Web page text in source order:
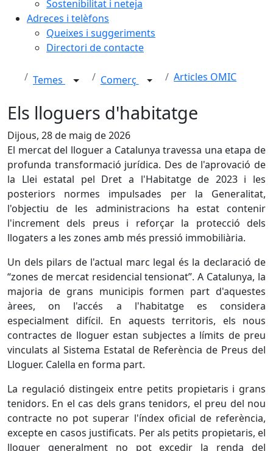
Sostenibilitat i neteja
Adreces i telèfons
Queixes i suggeriments
Directori de contacte
Temes Comerç Articles OMIC
Els lloguers d'habitatge
Dijous, 28 de maig de 2026
El mercat del lloguer a Catalunya travessa una etapa de
profunda transformació jurídica. Des de l'aprovació de
la Llei estatal pel Dret a l'Habitatge de 2023 i les
posteriors normes impulsades per la Generalitat,
l'objectiu de les administracions ha estat contenir
l'increment dels preus i reforçar la protecció dels
llogaters a les zones amb més pressió immobiliària.
Un dels pilars de l'actual marc legal és la declaració de
“zones de mercat residencial tensionat”. A Catalunya, la
majoria de grans municipis formen part d'aquestes
àrees, on l'accés a l'habitatge es considera
especialment difícil. En aquests territoris, els nous
contractes de lloguer estan subjectes a límits de preu
vinculats al Sistema Estatal de Referència de Preus del
Lloguer. Calella en forma part.
La regulació distingeix entre petits propietaris i grans
tenidors. En el cas dels grans tenidors, el preu del nou
contracte no pot superar l'índex oficial de referència,
excepte en casos justificats. Per als petits propietaris, el
lloguer generalment no pot excedir la renda del